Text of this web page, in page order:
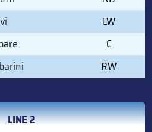
LW
C
RW
LINE 2